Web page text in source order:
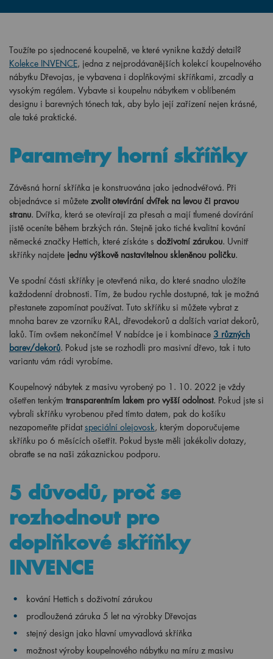
Toužíte po sjednocené koupelně, ve které vynikne každý detail?
Kolekce INVENCE, jedna z nejprodávanějších kolekcí koupelnového
nábytku Dřevojas, je vybavena i doplňkovými skříňkami, zrcadly a
vysokým regálem. Vybavte si koupelnu nábytkem v oblíbeném
designu i barevných tónech tak, aby bylo její zařízení nejen krásné,
ale také praktické.
Parametry horní skříňky
Závěsná horní skříňka je konstruována jako jednodvéřová. Při
objednávce si můžete zvolit otevírání dvířek na levou či pravou
stranu. Dvířka, která se otevírají za přesah a mají tlumené dovírání
jistě oceníte během brzkých rán. Stejně jako tiché kvalitní kování
německé značky Hettich, které získáte s doživotní zárukou. Uvnitř
skříňky najdete jednu výškově nastavitelnou skleněnou poličku.
Ve spodní části skříňky je otevřená nika, do které snadno uložíte
každodenní drobnosti. Tím, že budou rychle dostupné, tak je možná
přestanete zapomínat používat. Tuto skříňku si můžete vybrat z
mnoha barev ze vzorníku RAL, dřevodekorů a dalších variat dekorů,
laků. Tím ovšem nekončíme! V nabídce je i kombinace 3 různých
barev/dekorů. Pokud jste se rozhodli pro masivní dřevo, tak i tuto
variantu vám rádi vyrobíme.
Koupelnový nábytek z masivu vyrobený po 1 . 10. 2022 je vždy
ošetřen tenkým transparentním lakem pro vyšší odolnost. Pokud jste si
vybrali skříňku vyrobenou před tímto datem, pak do košíku
nezapomeňte přidatspeciální olejovosk, kterým doporučujeme
skříňku po 6 měsících ošetřit. Pokud byste měli jakékoliv dotazy,
obraťte se na naši zákaznickou podporu.
5 důvodů, proč se
rozhodnout pro
doplňkové skříňky
INVENCE
kování Hettich s doživotní zárukou
prodloužená záruka 5 let na výrobky Dřevojas
stejný design jako hlavní umyvadlová skříňka
možnost výroby koupelnového nábytku na míru z masivu